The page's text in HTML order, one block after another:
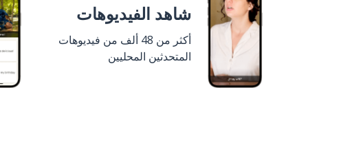
شاهد الفيديوهات
أكثر من 48 ألف من فيديوهات
المتحدثين المحليين